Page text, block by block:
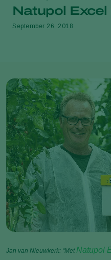
Natupol
September 26, 2018
Jan van Nieuwkerk: “MetNatupol